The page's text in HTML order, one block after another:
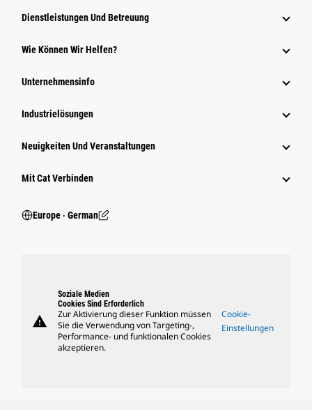
Dienstleistungen Und Betreuung
Wie Können Wir Helfen?
Unternehmensinfo
Industrielösungen
Neuigkeiten Und Veranstaltungen
Mit Cat Verbinden
Europe ‧ German
warning
Soziale Medien
Cookies Sind Erforderlich
Zur Aktivierung dieser Funktion müssen
Sie die Verwendung von Targeting-,
Performance- und funktionalen Cookies
akzeptieren.
Cookie-
Einstellungen